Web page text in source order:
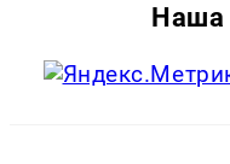
Наша